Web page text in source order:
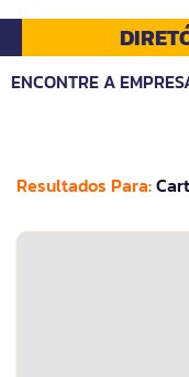
ENCONTRE A
Resultados Para: